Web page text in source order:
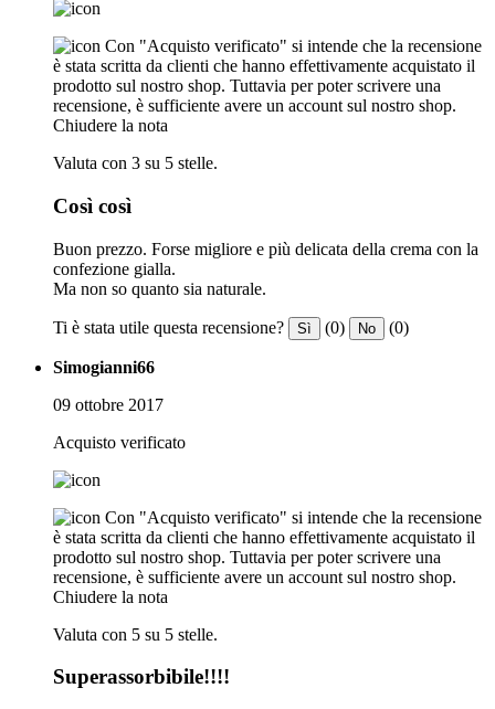
Con "Acquisto verificato" si intende che la recensione
è stata scritta da clienti che hanno effettivamente acquistato il
prodotto sul nostro shop. Tuttavia per poter scrivere una
recensione, è sufficiente avere un account sul nostro shop.
Chiudere la nota
Valuta con 3 su 5 stelle.
Così così
Buon prezzo. Forse migliore e più delicata della crema con la
confezione gialla.
Ma non so quanto sia naturale.
Ti è stata utile questa recensione? Sì (0) No (0)
Simogianni66
09 ottobre 2017
Acquisto verificato
Con "Acquisto verificato" si intende che la recensione
è stata scritta da clienti che hanno effettivamente acquistato il
prodotto sul nostro shop. Tuttavia per poter scrivere una
recensione, è sufficiente avere un account sul nostro shop.
Chiudere la nota
Valuta con 5 su 5 stelle.
Superassorbibile!!!!